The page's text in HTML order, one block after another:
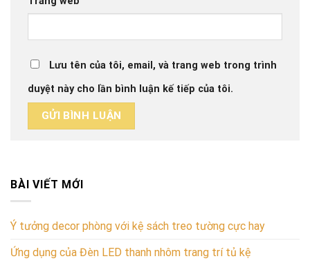
Lưu tên của tôi, email, và trang web trong trình
duyệt này cho lần bình luận kế tiếp của tôi.
BÀI VIẾT MỚI
Ý tưởng decor phòng với kệ sách treo tường cực hay
Ứng dụng của Đèn LED thanh nhôm trang trí tủ kệ